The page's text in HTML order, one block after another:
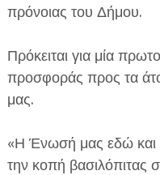
ΕΦΗΜΕΡΙΔΑ Η ΠΑΡΓΑ
ΠΛΗΡΟΦΟΡΙΕΣ
πρόνοιας του Δήμου.
Πρόκειται για μία
προσφοράς προς τα
μας.
«Η Ένωσή μας εδώ και
την κοπή βασιλόπιτας